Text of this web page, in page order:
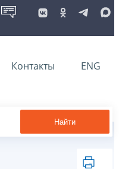
Контакты ENG
Найти